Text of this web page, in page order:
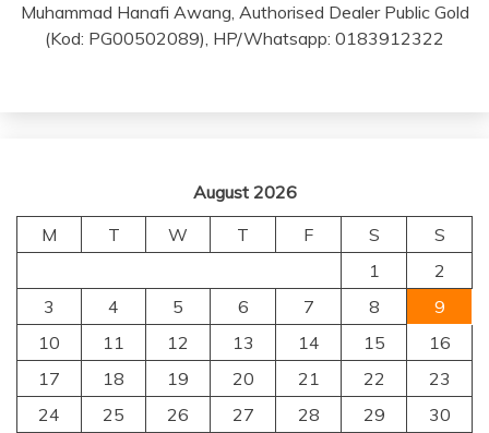
Muhammad Hanafi Awang, Authorised Dealer Public Gold
(Kod: PG00502089), HP/Whatsapp: 0183912322
August 2026
M
T W T F S
S
1
2
3
4 5 6 7 8
9
10
11 12 13 14 15
16
17
18 19 20 21 22
23
24
25 26 27 28 29
30